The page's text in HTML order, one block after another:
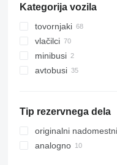
filtri zraka klime
drugi deli
zadnja stekla
Kategorija vozila
tovornjaki
vlačilci
minibusi
avtobusi
Tip rezervnega dela
originalni
analogno